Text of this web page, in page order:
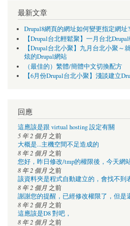
最新文章
Drupal8網頁的網址如何變更指定網址?
【Drupal台北輕鬆聚】一月台北
【Drupal台北小聚】九月台北小聚～
炫的Drupal網站
（最佳的）繁體/簡體中文切換配方
【6月份Drupal台北小聚】淺談建立
回應
這應該是跟 virtual hosting 設定有關
5 年 2 個月 之前
大概是...主機空間不足造成的
8 年 2 個月 之前
您好，昨日修改/tmp的權限後，今天網
8 年 2 個月 之前
該資料夾是程式自動建立的，會找不到
8 年 2 個月 之前
謝謝您的提醒，已經修改權限了，但是
8 年 2 個月 之前
這應該是D8 對吧，
8 年 2 個月 之前